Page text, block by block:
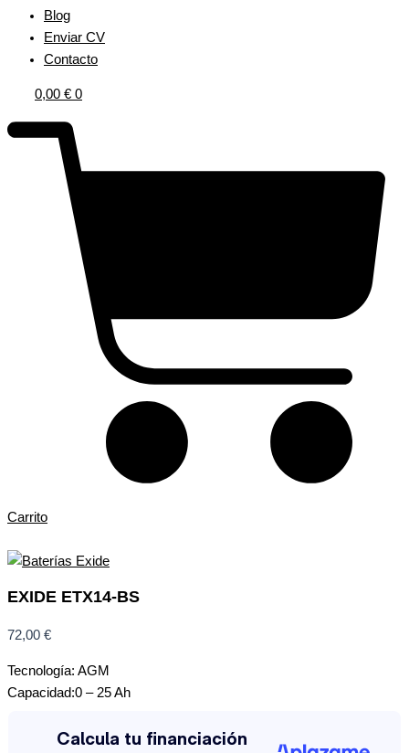
Blog
Enviar CV
Contacto
0,00 € 0
Carrito
EXIDE ETX14-BS
72,00 €
Tecnología: AGM
Capacidad:0 – 25 Ah